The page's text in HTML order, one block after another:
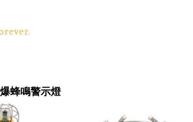
蜂鳴警示燈